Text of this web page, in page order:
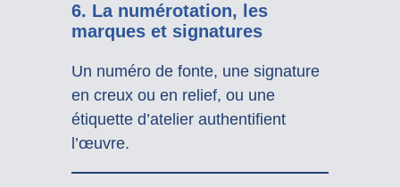
6. La numérotation, les
marques et signatures
Un numéro de fonte, une signature
en creux ou en relief, ou une
étiquette d’atelier authentifient
l’œuvre.